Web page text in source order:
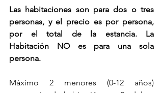
Las habitaciones son para dos o tres
personas, y el precio es por persona,
por el total de la estancia. La
Habitación NO es para una sola
persona.
Máximo 2 menores (0-12 años)